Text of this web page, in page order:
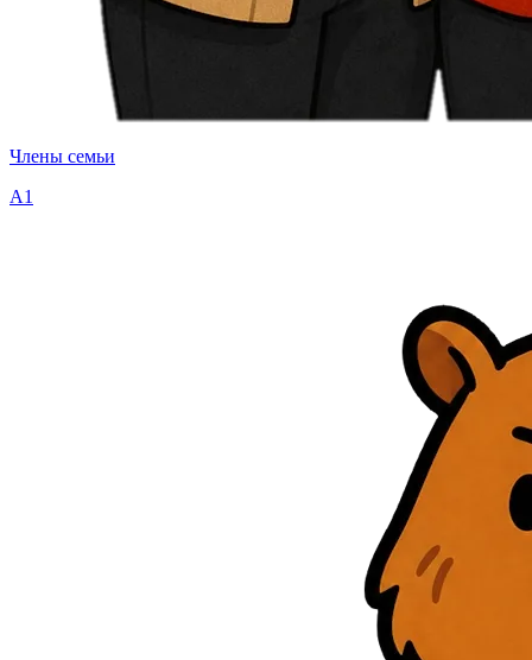
Члены семьи
A1